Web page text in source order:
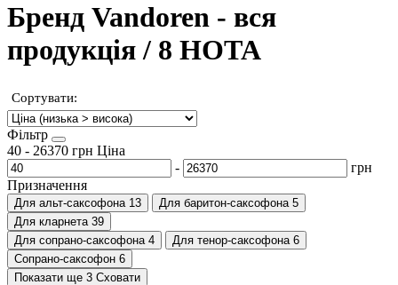
Бренд Vandoren - вся
продукція / 8 НОТА
Сортувати:
Фільтр
40 - 26370 грн Ціна
-
грн
Призначення
Для альт-саксофона 13 Для баритон-саксофона 5
Для кларнета 39
Для сопрано-саксофона 4 Для тенор-саксофона 6
Сопрано-саксофон 6
Показати ще 3 Сховати